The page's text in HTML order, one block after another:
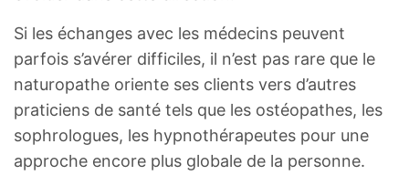
Si les échanges avec les médecins peuvent
parfois s’avérer difficiles, il n’est pas rare que le
naturopathe oriente ses clients vers d’autres
praticiens de santé tels que les ostéopathes, les
sophrologues, les hypnothérapeutes pour une
approche encore plus globale de la personne.